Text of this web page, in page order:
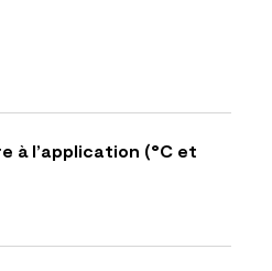
à l’application (°C et